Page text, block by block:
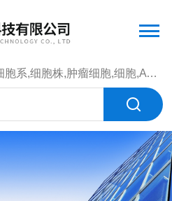
胞,ATCC 菌种，CMCC 菌种，标准菌株，质控菌种，微生物菌种，菌株，菌种